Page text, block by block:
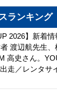
ランキング
2026】新着
渡辺航先生、
高史さん。
走／レンタサ